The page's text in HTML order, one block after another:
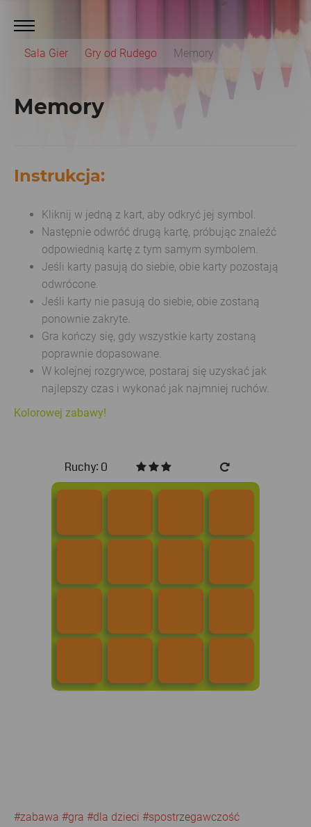
Sala Gier Gry od Rudego Memory
Memory
Instrukcja:
Kliknij w jedną z kart, aby odkryć jej symbol.
Następnie odwróć drugą kartę, próbując znaleźć
odpowiednią kartę z tym samym symbolem.
Jeśli karty pasują do siebie, obie karty pozostają
odwrócone.
Jeśli karty nie pasują do siebie, obie zostaną
ponownie zakryte.
Gra kończy się, gdy wszystkie karty zostaną
poprawnie dopasowane.
W kolejnej rozgrywce, postaraj się uzyskać jak
najlepszy czas i wykonać jak najmniej ruchów.
Kolorowej zabawy!
#zabawa #gra #dla dzieci #spostrzegawczość